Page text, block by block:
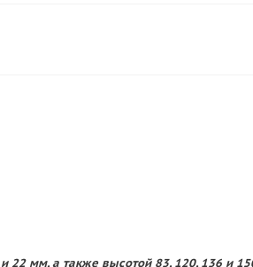
22 мм, а также высотой 83, 120, 136 и